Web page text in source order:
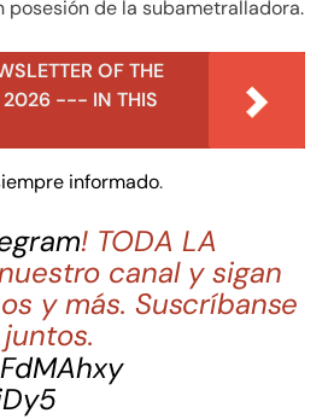
de la subametralladora.
OF THE
2026 --- IN THIS
informado.
! TODA LA
canal y sigan
y más. Suscríbanse